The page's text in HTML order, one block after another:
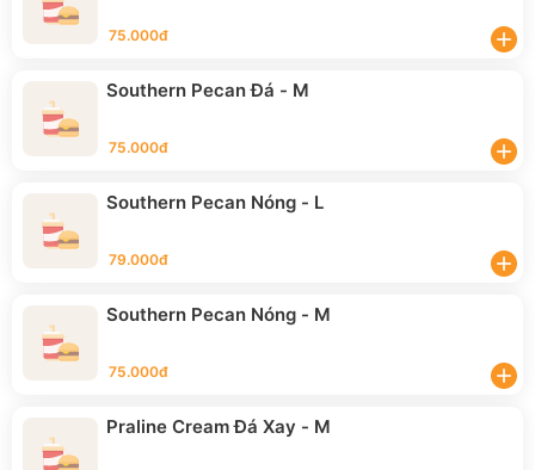
75.000đ add
Southern Pecan Đá - M
75.000đ add
Southern Pecan Nóng - L
79.000đ add
Southern Pecan Nóng - M
75.000đ add
Praline Cream Đá Xay - M